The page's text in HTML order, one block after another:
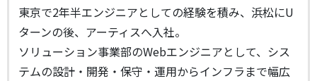
東京で2年半エンジニアとしての経験を積み、浜松にU
ターンの後、アーティスへ入社。
ソリューション事業部のWebエンジニアとして、シス
テムの設計・開発・保守・運用からインフラまで幅広